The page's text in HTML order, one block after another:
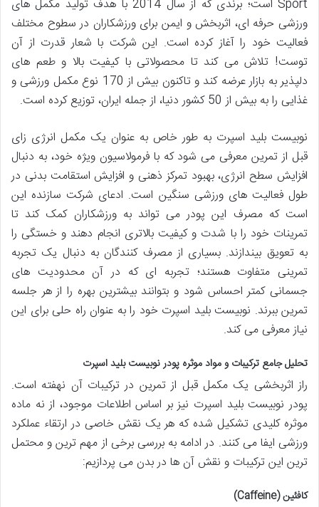
Sport است؛ برندی که از سال 2014 با هدف تولید مکمل های
ورزشی حرفه ای، اثربخش و ایمن برای ورزشکاران در سطوح مختلف
فعالیت خود را آغاز کرده است. این شرکت با شعار قدرت از آن
توست! تلاش می کند تا محصولاتی با کیفیت بالا و طعم های
دلپذیر به بازار عرضه کند و تاکنون بیش از 170 نوع مکمل ورزشی و
غذایی را به بیش از 50 کشور دنیا، از جمله ایران، توزیع کرده است.
نوبیست بلید اسپرت به طور خاص به عنوان یک مکمل انرژی زای
قبل از تمرین معرفی می شود که با فرمولاسیون ویژه خود، به دنبال
افزایش سطح انرژی، بهبود تمرکز ذهنی و افزایش استقامت بدنی در
طول فعالیت های ورزشی سنگین است. ادعای شرکت سازنده این
است که مصرف این پودر می تواند به ورزشکاران کمک کند تا
تمرینات خود را با شدت و کیفیت بالاتری انجام دهند و خستگی را
به تعویق بیندازند. بسیاری از مصرف کنندگان به دنبال یک تجربه
تمرینی متفاوت هستند؛ تجربه ای که در آن محدودیت های
جسمانی کمتر احساس شود و بتوانند بیشترین بهره را از هر جلسه
تمرین ببرند. نوبیست بلید اسپرت خود را به عنوان راه حلی برای این
نیاز معرفی می کند.
تحلیل جامع ترکیبات و مواد موثره پودر نوبیست بلید اسپرت
راز اثربخشی یک مکمل قبل از تمرین در ترکیبات آن نهفته است.
پودر نوبیست بلید اسپرت نیز بر اساس اطلاعات موجود، از نه ماده
موثره کلیدی تشکیل شده که هر یک نقش خاصی در ارتقاء عملکرد
ورزشی ایفا می کنند. در ادامه به بررسی برخی از مهم ترین و محتمل
ترین این ترکیبات و نقش آن ها در بدن می پردازیم:
کافئین (Caffeine)